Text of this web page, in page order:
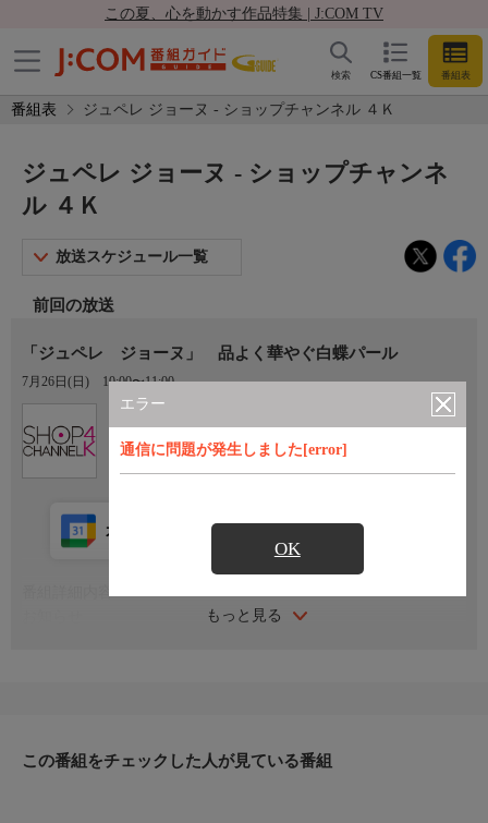
この夏、心を動かす作品特集 | J:COM TV
CS番組一覧 番組表
検索
番組表 ジュペレ ジョーヌ - ショップチャンネル ４Ｋ
エラー
通信に問題が発生しました[error]
OK
ジュペレ ジョーヌ - ショップチャンネ
ル ４Ｋ
放送スケジュール一覧
前回の放送
「ジュペレ ジョーヌ」 品よく華やぐ白蝶パール
7月26日(日) 10:00〜11:00
もっと見る
カレンダー登録 アプリ視聴
＊ライブ放送につき、番組および商品内容に変更が生じる場合も
この番組をチェックした人が見ている番組